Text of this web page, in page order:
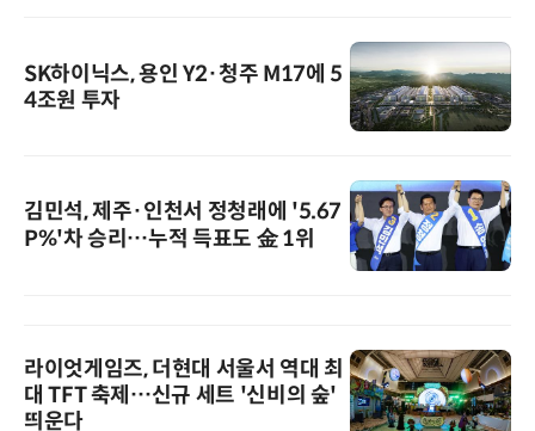
SK하이닉스, 용인 Y2·청주 M17에 5
4조원 투자
김민석, 제주·인천서 정청래에 '5.67
P%'차 승리…누적 득표도 金 1위
라이엇게임즈, 더현대 서울서 역대 최
대 TFT 축제…신규 세트 '신비의 숲'
띄운다